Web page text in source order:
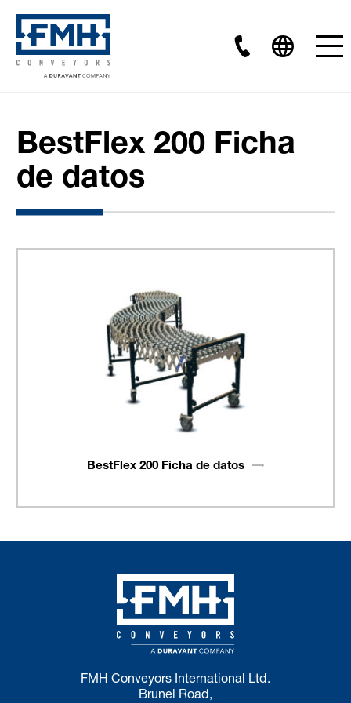
BestFlex 200 Ficha
de datos
BestFlex 200 Ficha de datos
FMH Conveyors International Ltd.
Brunel Road,